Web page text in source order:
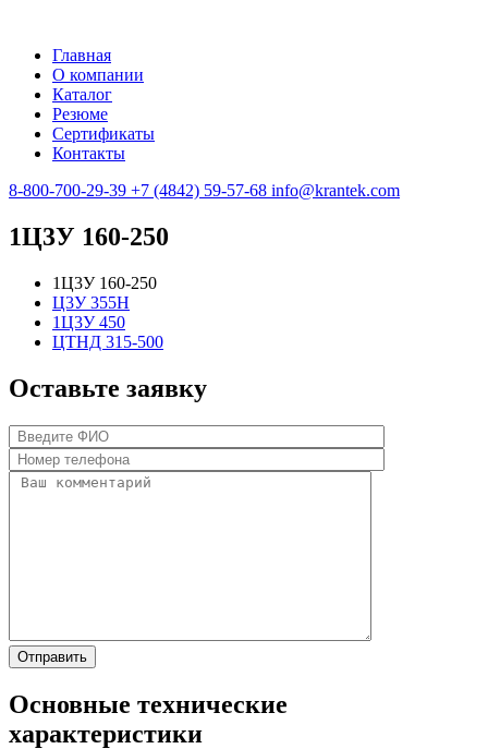
Главная
О компании
Каталог
Резюме
Сертификаты
Контакты
8-800-700-29-39 +7 (4842) 59-57-68 info@krantek.com
1Ц3У 160-250
1Ц3У 160-250
Ц3У 355Н
1Ц3У 450
ЦТНД 315-500
Оставьте заявку
Основные технические
характеристики